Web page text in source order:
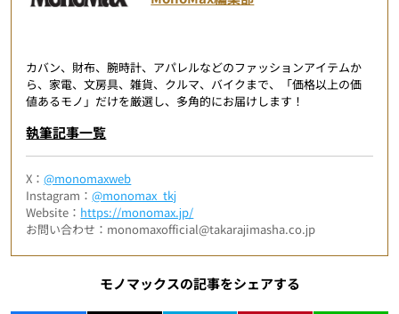
カバン、財布、腕時計、アパレルなどのファッションアイテムか
ら、家電、文房具、雑貨、クルマ、バイクまで、「価格以上の価
値あるモノ」だけを厳選し、多角的にお届けします！
執筆記事一覧
X：@monomaxweb
Instagram：@monomax_tkj
Website： https://monomax.jp/
お問い合わせ：monomaxofficial@takarajimasha.co.jp
モノマックスの記事をシェアする